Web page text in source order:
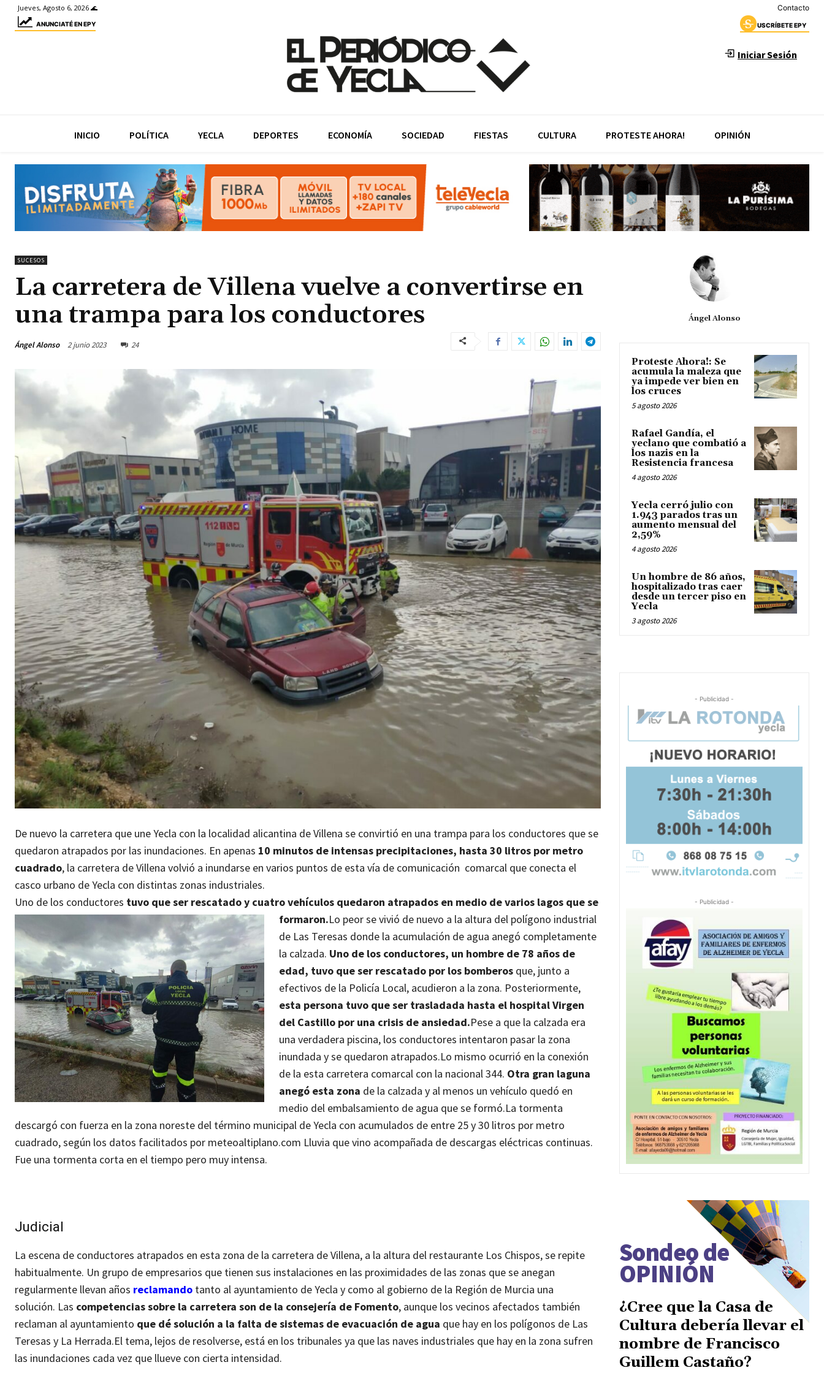
Jueves, Agosto 6, 2026 🌊 Contacto
ANUNCIATÉ EN EPY USCRÍBETE EPY
Iniciar Sesión
INICIO POLÍTICA YECLA DEPORTES ECONOMÍA SOCIEDAD FIESTAS CULTURA PROTESTE AHORA! OPINIÓN
SUCESOS
La carretera de Villena vuelve a convertirse en
una trampa para los conductores
Ángel Alonso 2 junio 2023 24
De nuevo la carretera que une Yecla con la localidad alicantina de Villena se convirtió en una trampa para los conductores que se
quedaron atrapados por las inundaciones. En apenas 10 minutos de intensas precipitaciones, hasta 30 litros por metro
cuadrado, la carretera de Villena volvió a inundarse en varios puntos de esta vía de comunicación comarcal que conecta el
casco urbano de Yecla con distintas zonas industriales.
Uno de los conductores tuvo que ser rescatado y cuatro vehículos quedaron atrapados en medio de varios lagos que se
formaron.Lo peor se vivió de nuevo a la altura del polígono industrial
de Las Teresas donde la acumulación de agua anegó completamente
la calzada. Uno de los conductores, un hombre de 78 años de
edad, tuvo que ser rescatado por los bomberos que, junto a
efectivos de la Policía Local, acudieron a la zona. Posteriormente,
esta persona tuvo que ser trasladada hasta el hospital Virgen
del Castillo por una crisis de ansiedad.Pese a que la calzada era
una verdadera piscina, los conductores intentaron pasar la zona
inundada y se quedaron atrapados.Lo mismo ocurrió en la conexión
de la esta carretera comarcal con la nacional 344. Otra gran laguna
anegó esta zona de la calzada y al menos un vehículo quedó en
medio del embalsamiento de agua que se formó.La tormenta
descargó con fuerza en la zona noreste del término municipal de Yecla con acumulados de entre 25 y 30 litros por metro
cuadrado, según los datos facilitados por meteoaltiplano.com Lluvia que vino acompañada de descargas eléctricas continuas.
Fue una tormenta corta en el tiempo pero muy intensa.
Judicial
La escena de conductores atrapados en esta zona de la carretera de Villena, a la altura del restaurante Los Chispos, se repite
habitualmente. Un grupo de empresarios que tienen sus instalaciones en las proximidades de las zonas que se anegan
regularmente llevan años reclamando tanto al ayuntamiento de Yecla y como al gobierno de la Región de Murcia una
solución. Las competencias sobre la carretera son de la consejería de Fomento, aunque los vecinos afectados también
reclaman al ayuntamiento que dé solución a la falta de sistemas de evacuación de agua que hay en los polígonos de Las
Teresas y La Herrada.El tema, lejos de resolverse, está en los tribunales ya que las naves industriales que hay en la zona sufren
las inundaciones cada vez que llueve con cierta intensidad.
Ángel Alonso
Proteste Ahora!: Se
acumula la maleza que
ya impede ver bien en
los cruces
5 agosto 2026
Rafael Gandía, el
yeclano que combatió a
los nazis en la
Resistencia francesa
4 agosto 2026
Yecla cerró julio con
1.943 parados tras un
aumento mensual del
2,59%
4 agosto 2026
Un hombre de 86 años,
hospitalizado tras caer
desde un tercer piso en
Yecla
3 agosto 2026
- Publicidad -
- Publicidad -
Sondeo de
OPINIÓN
¿Cree que la Casa de
Cultura debería llevar el
nombre de Francisco
Guillem Castaño?